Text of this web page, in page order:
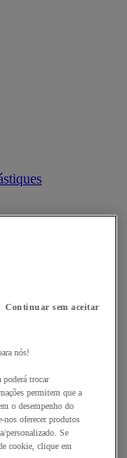
Continuar sem aceitar
nós!
trocar
permitem que a
o desempenho do
nos oferecer produtos
personalizado. Se
cookie, clique em